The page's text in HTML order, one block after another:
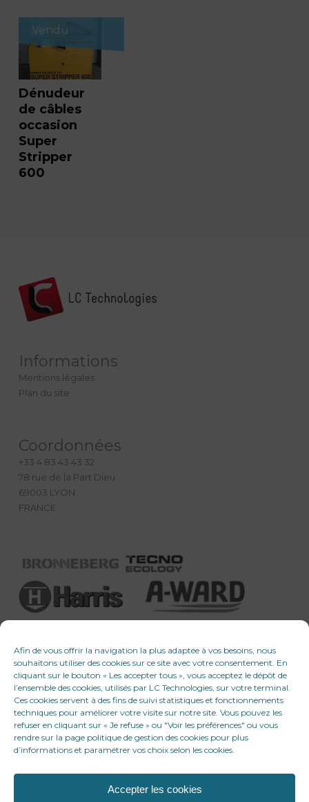
Afin de vous offrir la navigation la plus adaptée à vos besoins, nous
souhaitons utiliser des cookies sur ce site avec votre consentement. En
cliquant sur le bouton « Les accepter tous », vous acceptez le dépôt de
l’ensemble des cookies, utilisés par LC Technologies, sur votre terminal.
Ces cookies servent à des fins de suivi statistiques et fonctionnements
techniques pour améliorer votre visite sur notre site. Vous pouvez les
refuser en cliquant sur « Je refuse » ou "Voir les préférences" ou vous
rendre sur la page politique de gestion des cookies pour plus
d’informations et paramétrer vos choix selon les cookies.
Accepter les cookies
Vendu
Dénudeur
de câbles
occasion
Super
Stripper
600
Informations
Mentions légales
Plan du site
Coordonnées
+33 4 83 43 43 32
78 rue de la Part Dieu
69003 LYON
FRANCE